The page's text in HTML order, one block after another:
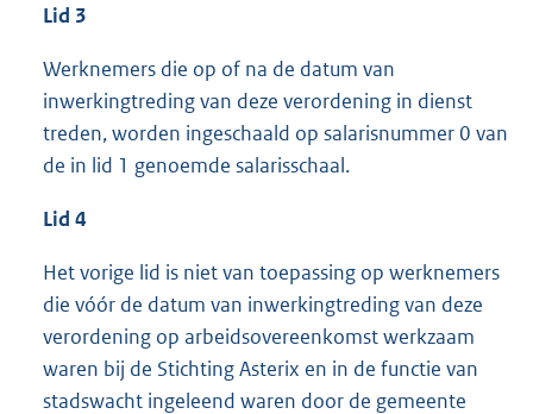
Lid 3
Werknemers die op of na de datum van
inwerkingtreding van deze verordening in dienst
treden, worden ingeschaald op salarisnummer 0 van
de in lid 1 genoemde salarisschaal.
Lid 4
Het vorige lid is niet van toepassing op werknemers
die vóór de datum van inwerkingtreding van deze
verordening op arbeidsovereenkomst werkzaam
waren bij de Stichting Asterix en in de functie van
stadswacht ingeleend waren door de gemeente